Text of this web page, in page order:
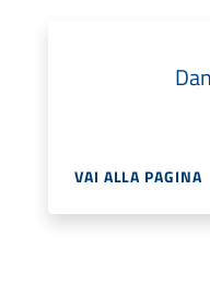
VAI ALLA PAGINA